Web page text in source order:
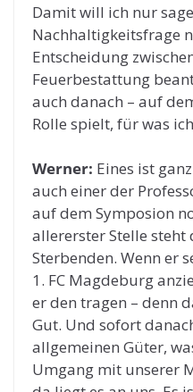
Damit will ich nur
Nachhaltigkeitsfrage
Entscheidung
Feuerbestattung
auch danach – auf
Rolle spielt, für was
Werner: Eines ist
auch einer der
auf dem Symposion
allererster Stelle steht
Sterbenden. Wenn er
1. FC Magdeburg
er den tragen – denn
Gut. Und sofort
allgemeinen Güter,
Umgang mit unserer